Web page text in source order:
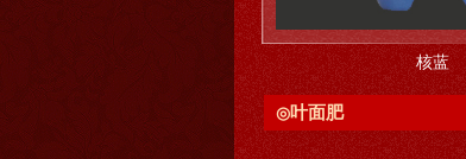
补专家 核蓝
◎叶面肥